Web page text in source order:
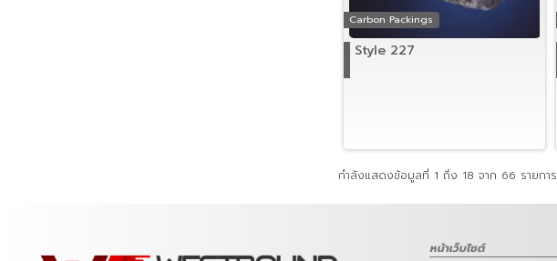
Carbon Packings
Style 227
กำลังแสดงข้อมูลที่ 1 ถึง 18 จาก 66 รายการ
หน้าเว็บไซต์